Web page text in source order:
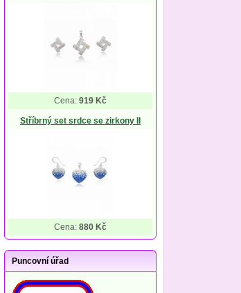
Cena: 919 Kč
Stříbrný set srdce se zirkony II
Cena: 880 Kč
Puncovní úřad